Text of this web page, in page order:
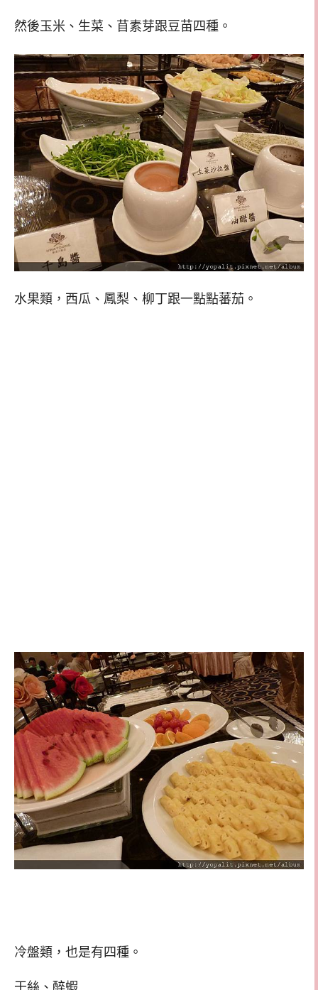
然後玉米、生菜、苜素芽跟豆苗四種。
水果類，西瓜、鳳梨、柳丁跟一點點蕃茄。
冷盤類，也是有四種。
干絲、醉蝦